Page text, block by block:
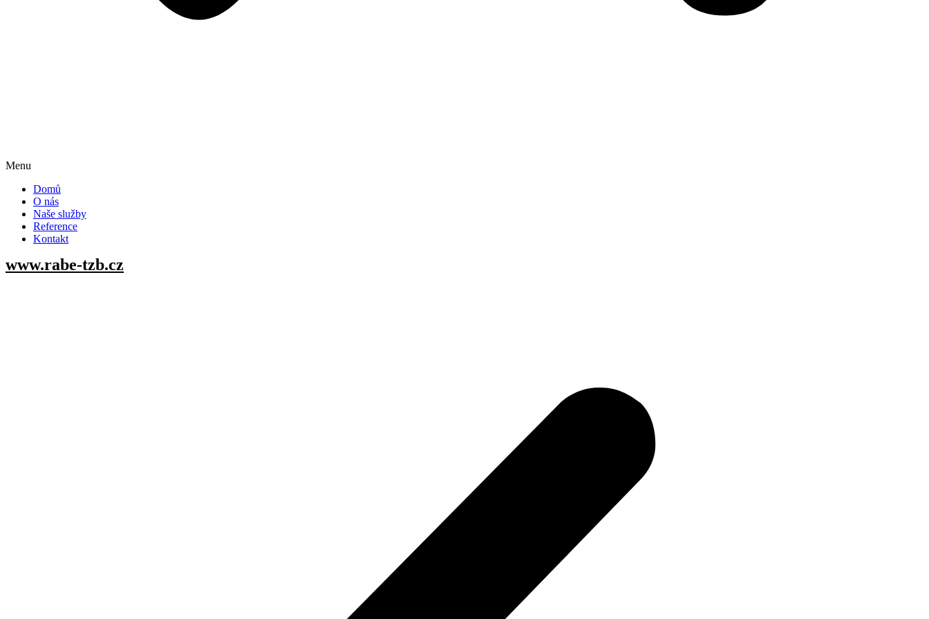
Menu
Domů
O nás
Naše služby
Reference
Kontakt
www.rabe-tzb.cz